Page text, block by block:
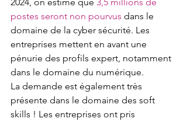
postes seront non pourvus dans le
domaine de la cyber sécurité. Les
entreprises mettent en avant une
pénurie des profils expert, notamment
dans le domaine du numérique.
La demande est également très
présente dans le domaine des soft
skills ! Les entreprises ont pris